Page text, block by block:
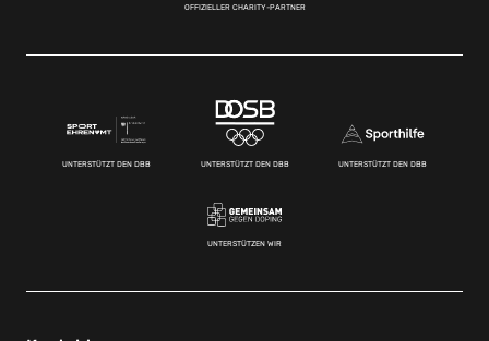
OFFIZIELLER CHARITY-PARTNER
UNTERSTÜTZT DEN DBB UNTERSTÜTZT DEN DBB UNTERSTÜTZT DEN DBB
UNTERSTÜTZEN WIR